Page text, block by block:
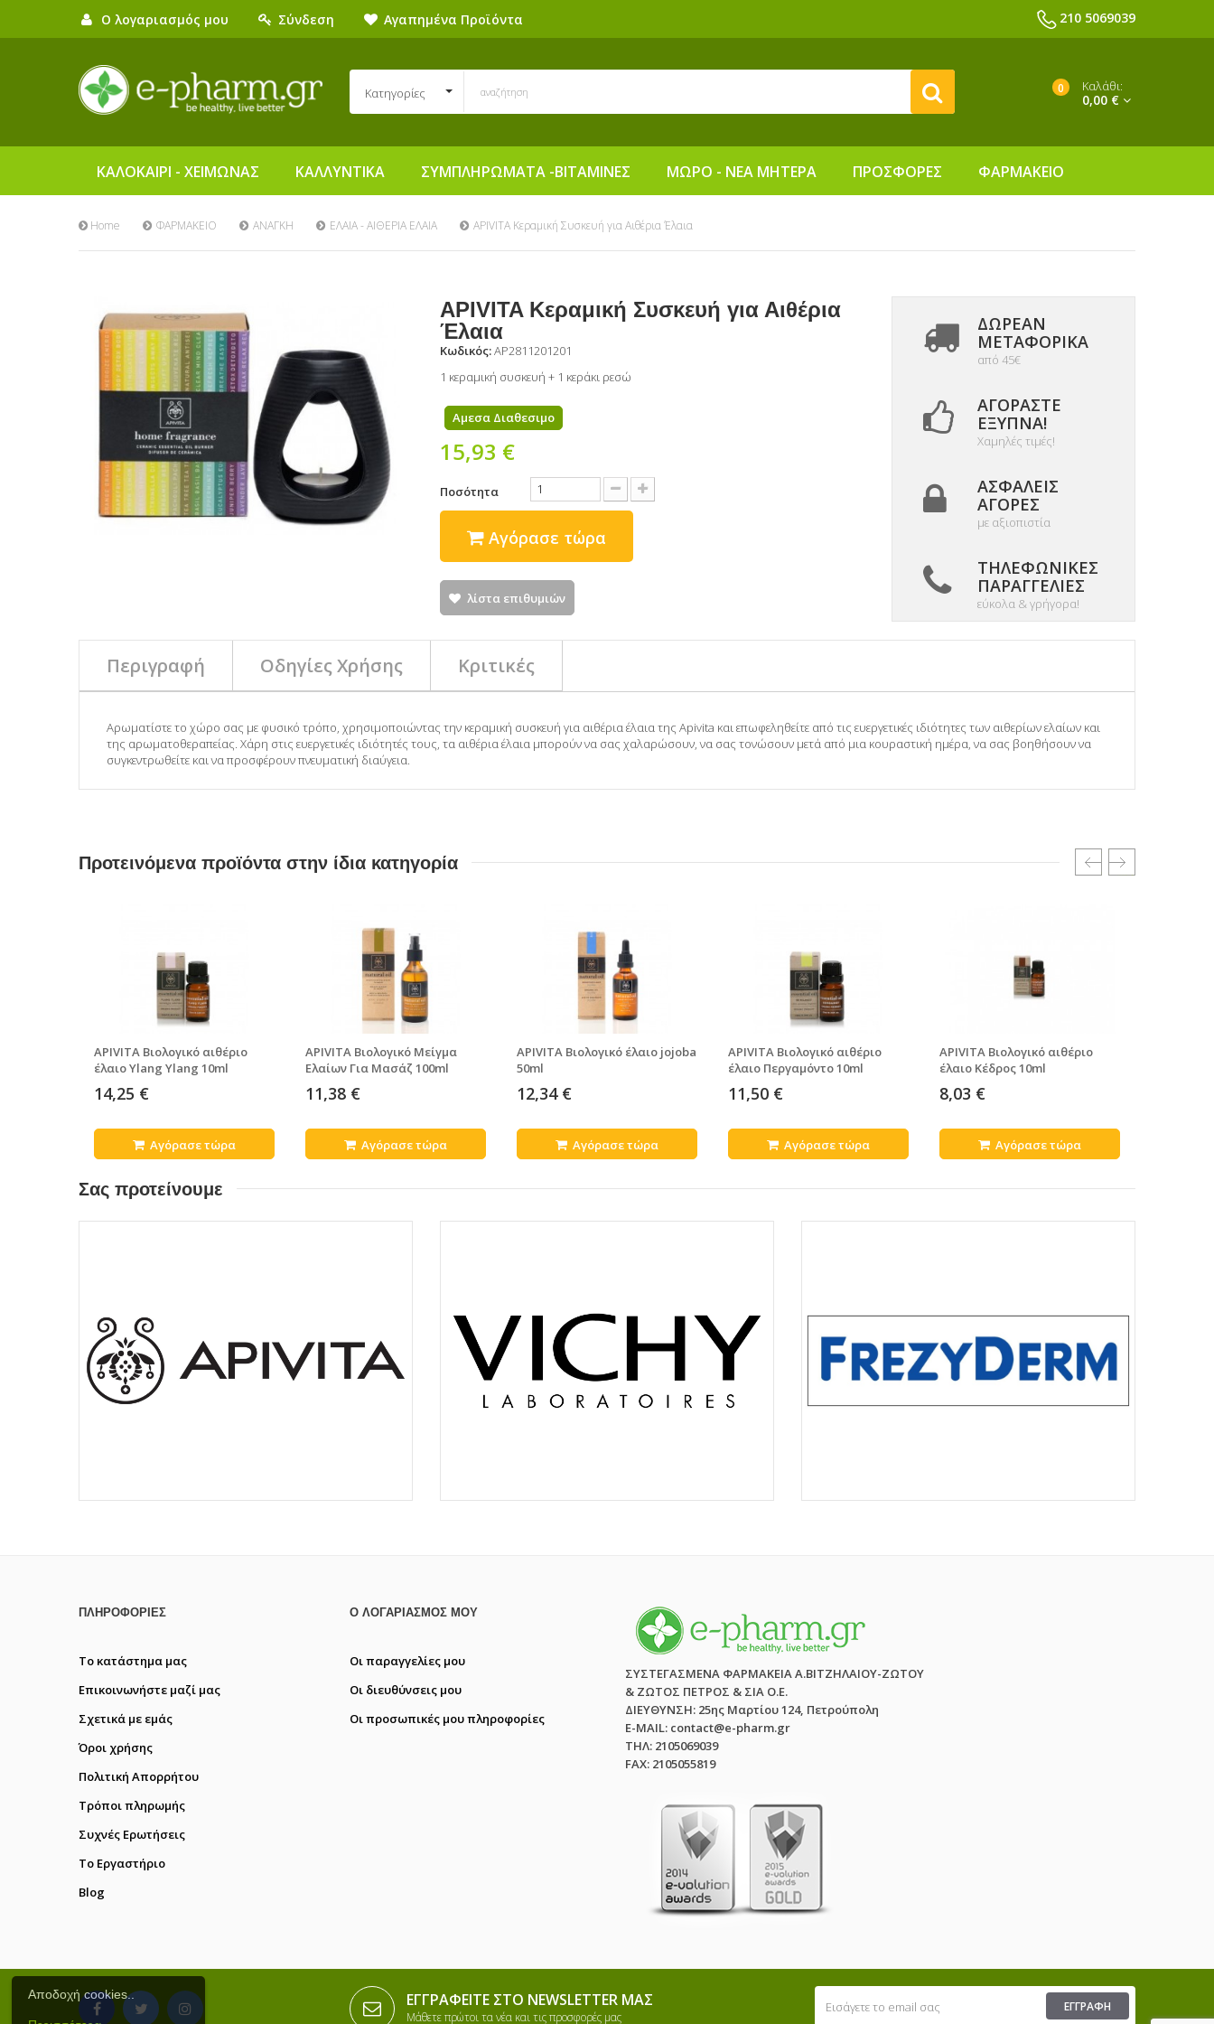
Ο λογαριασμός μου Σύνδεση Αγαπημένα Προϊόντα 210 5069039
Κατηγορίες 0 Καλάθι:
0,00 €
ΚΑΛΟΚΑΙΡΙ - ΧΕΙΜΩΝΑΣ ΚΑΛΛΥΝΤΙΚΑ ΣΥΜΠΛΗΡΩΜΑΤΑ -ΒΙΤΑΜΙΝΕΣ ΜΩΡΟ - ΝΕΑ ΜΗΤΕΡΑ ΠΡΟΣΦΟΡΕΣ ΦΑΡΜΑΚΕΙΟ
Home ΦΑΡΜΑΚΕΙΟ ΑΝΑΓΚΗ ΕΛΑΙΑ - ΑΙΘΕΡΙΑ ΕΛΑΙΑ APIVITA Kεραμική Συσκευή για Αιθέρια Έλαια
APIVITA Kεραμική Συσκευή για Αιθέρια
Έλαια
Κωδικός:AP2811201201
1 κεραμική συσκευή + 1 κεράκι ρεσώ
Αμεσα Διαθεσιμο
15,93 €
Ποσότητα
Αγόρασε τώρα
λίστα επιθυμιών
ΔΩΡΕΑΝ
ΜΕΤΑΦΟΡΙΚΆ
από 45€
ΑΓΟΡΆΣΤΕ
ΈΞΥΠΝΑ!
Χαμηλές τιμές!
ΑΣΦΑΛΕΊΣ
ΑΓΟΡΈΣ
με αξιοπιστία
ΤΗΛΕΦΩΝΙΚΈΣ
ΠΑΡΑΓΓΕΛΊΕΣ
εύκολα & γρήγορα!
Περιγραφή Οδηγίες Χρήσης Κριτικές
Αρωματίστε το χώρο σας με φυσικό τρόπο, χρησιμοποιώντας την κεραμική συσκευή για αιθέρια έλαια της Apivita και επωφεληθείτε από τις ευεργετικές ιδιότητες των αιθερίων ελαίων και
της αρωματοθεραπείας. Χάρη στις ευεργετικές ιδιότητές τους, τα αιθέρια έλαια μπορούν να σας χαλαρώσουν, να σας τονώσουν μετά από μια κουραστική ημέρα, να σας βοηθήσουν να
συγκεντρωθείτε και να προσφέρουν πνευματική διαύγεια.
Προτεινόμενα προϊόντα στην ίδια κατηγορία
APIVITA Βιολογικό αιθέριο
έλαιο Ylang Ylang 10ml
14,25 €
Αγόρασε τώρα
APIVITA Βιολογικό Μείγμα
Ελαίων Για Μασάζ 100ml
11,38 €
Αγόρασε τώρα
APIVITA Βιολογικό έλαιο jojoba
50ml
12,34 €
Αγόρασε τώρα
APIVITA Βιολογικό αιθέριο
έλαιο Περγαμόντο 10ml
11,50 €
Αγόρασε τώρα
APIVITA Βιολογικό αιθέριο
έλαιο Κέδρος 10ml
8,03 €
Αγόρασε τώρα
Σας προτείνουμε
ΠΛΗΡΟΦΟΡΊΕΣ
Το κατάστημα μας
Επικοινωνήστε μαζί μας
Σχετικά με εμάς
Όροι χρήσης
Πολιτική Απορρήτου
Τρόποι πληρωμής
Συχνές Ερωτήσεις
Το Εργαστήριο
Blog
Ο ΛΟΓΑΡΙΑΣΜΌΣ ΜΟΥ
Οι παραγγελίες μου
Οι διευθύνσεις μου
Οι προσωπικές μου πληροφορίες
ΣΥΣΤΕΓΑΣΜΕΝΑ ΦΑΡΜΑΚΕΙΑ Α.ΒΙΤΖΗΛΑΙΟΥ-ΖΩΤΟΥ
& ΖΩΤΟΣ ΠΕΤΡΟΣ & ΣΙΑ Ο.Ε.
ΔΙΕΥΘΥΝΣΗ: 25ης Μαρτίου 124, Πετρούπολη
E-MAIL: contact@e-pharm.gr
ΤΗΛ: 2105069039
FAX: 2105055819
ΕΓΓΡΑΦΕΊΤΕ ΣΤΟ NEWSLETTER ΜΑΣ
Μάθετε πρώτοι τα νέα και τις προσφορές μας
ΕΓΓΡΑΦΉ
Αποδοχή cookies..